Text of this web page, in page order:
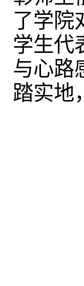
了学院
学生代
与心路
踏实地